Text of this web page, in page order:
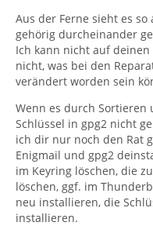
Aus der Ferne sieht es
gehörig durcheinander
Ich kann nicht auf
nicht, was bei den
verändert worden sein
Wenn es durch
Schlüssel in gpg2 nicht
ich dir nur noch den Rat
Enigmail und gpg2
im Keyring löschen, die
löschen, ggf. im
neu installieren, die
installieren.